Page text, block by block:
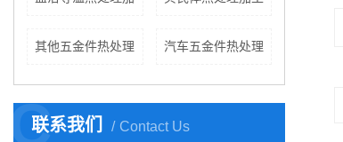
其他五金件热处理 汽车五金件热处理
联系我们 Contact Us
C